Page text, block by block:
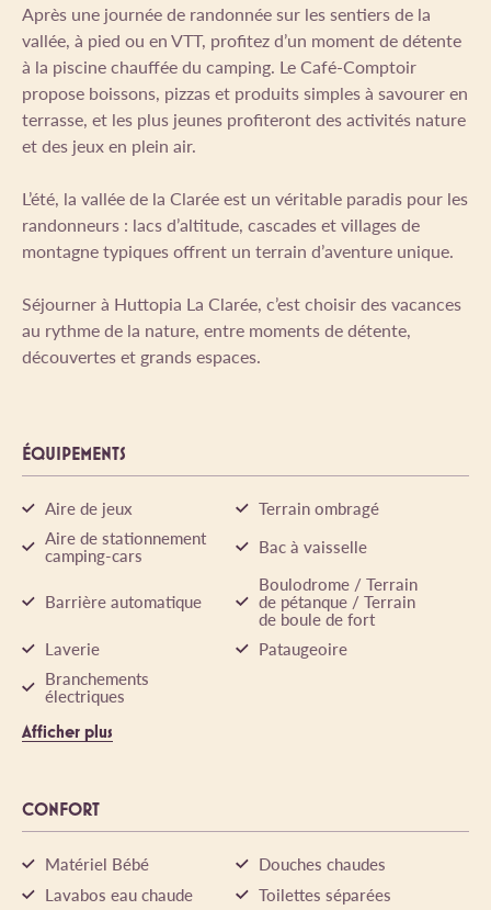
Après une journée de randonnée sur les sentiers de la
vallée, à pied ou en VTT, profitez d’un moment de détente
à la piscine chauffée du camping. Le Café-Comptoir
propose boissons, pizzas et produits simples à savourer en
terrasse, et les plus jeunes profiteront des activités nature
et des jeux en plein air.
L’été, la vallée de la Clarée est un véritable paradis pour les
randonneurs : lacs d’altitude, cascades et villages de
montagne typiques offrent un terrain d’aventure unique.
Séjourner à Huttopia La Clarée, c’est choisir des vacances
au rythme de la nature, entre moments de détente,
découvertes et grands espaces.
ÉQUIPEMENTS
Aire de jeux
Terrain ombragé
Aire de stationnement
camping-cars Bac à vaisselle
Barrière automatique
Boulodrome / Terrain
de pétanque / Terrain
de boule de fort
Laverie
Pataugeoire
Branchements
électriques
Afficher plus
CONFORT
Matériel Bébé
Douches chaudes
Lavabos eau chaude
Toilettes séparées